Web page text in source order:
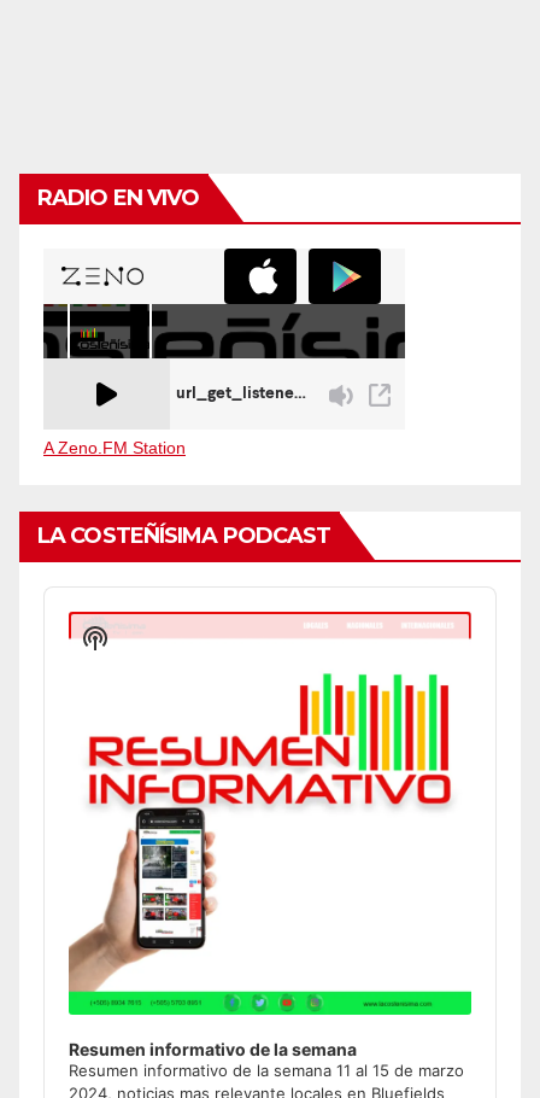
RADIO EN VIVO
A Zeno.FM Station
LA COSTEÑÍSIMA PODCAST
Audio
Player
Resumen informativo de la semana
Resumen informativo de la semana 11 al 15 de marzo
2024, noticias mas relevante locales en Bluefields
Show
Podcast